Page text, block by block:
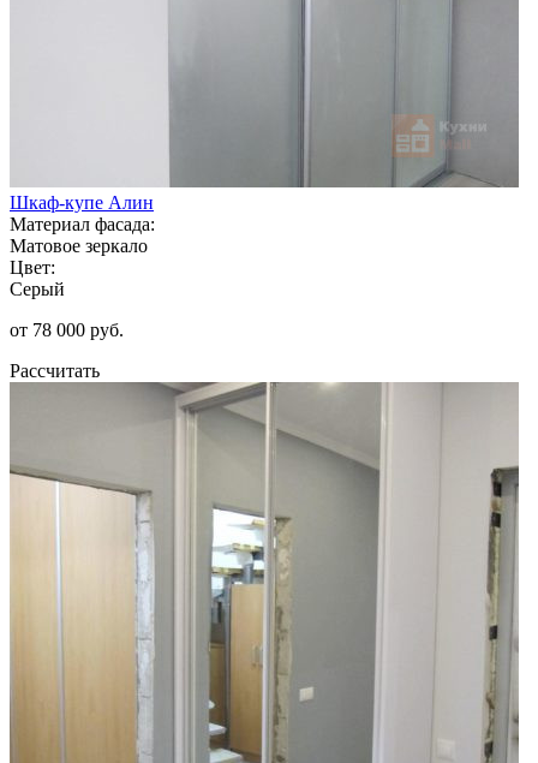
Шкаф-купе Алин
Материал фасада:
Матовое зеркало
Цвет:
Серый
от 78 000 руб.
Рассчитать